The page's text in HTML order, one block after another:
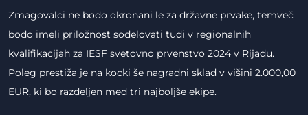
Zmagovalci ne bodo okronani le za državne prvake, temveč
bodo imeli priložnost sodelovati tudi v regionalnih
kvalifikacijah za IESF svetovno prvenstvo 2024 v Rijadu.
Poleg prestiža je na kocki še nagradni sklad v višini 2.000,00
EUR, ki bo razdeljen med tri najboljše ekipe.